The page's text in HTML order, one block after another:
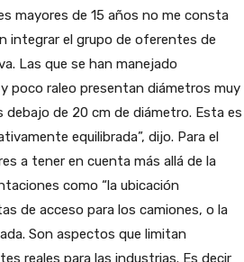
mayores de 15 años no me consta
integrar el grupo de oferentes de
Las que se han manejado
poco raleo presentan diámetros muy
debajo de 20 cm de diámetro. Esta es
equilibrada”, dijo. Para el
a tener en cuenta más allá de la
como “la ubicación
de acceso para los camiones, o la
Son aspectos que limitan
reales para las industrias. Es decir